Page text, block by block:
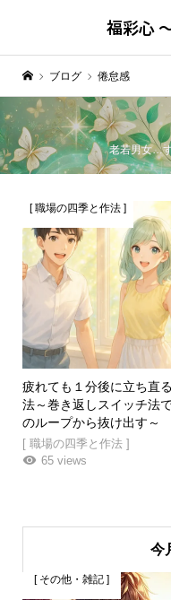
福彩心
ブログ 倦怠感
老若男女…
[ 職場の四季と作法 ]
疲れても１分後に立ち直
法～巻き返しスイッチ法
のループから抜け出す～
[ 職場の四季と作法 ]
65 views
今